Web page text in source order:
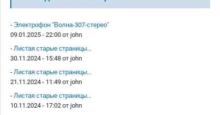
- Электрофон "Волна-307-стерео"
09.01.2025 - 22:00 от john
- Листая старые страницы...
30.11.2024 - 15:48 от john
- Листая старые страницы...
21.11.2024 - 11:49 от john
- Листая старые страницы...
10.11.2024 - 17:02 от john